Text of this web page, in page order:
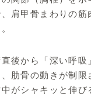
肩甲骨まわりの
後から「深い呼吸
肋骨の動きが制
がシャキッと伸